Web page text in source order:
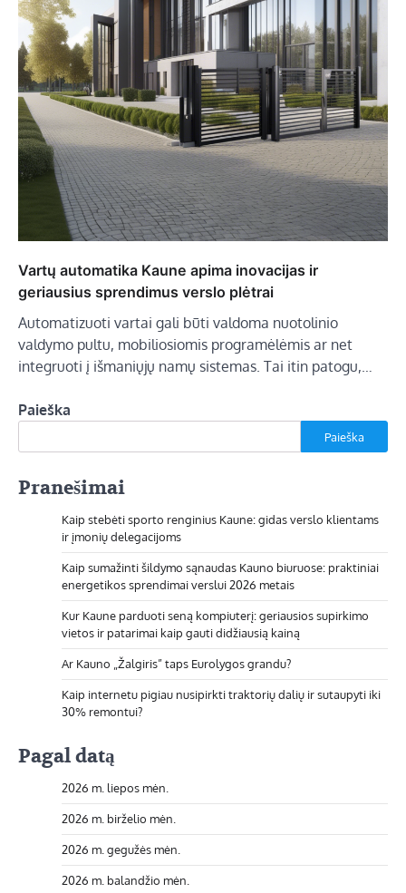
Vartų automatika Kaune apima inovacijas ir
geriausius sprendimus verslo plėtrai
Automatizuoti vartai gali būti valdoma nuotolinio
valdymo pultu, mobiliosiomis programėlėmis ar net
integruoti į išmaniųjų namų sistemas. Tai itin patogu,…
Paieška
Paieška
Pranešimai
Kaip stebėti sporto renginius Kaune: gidas verslo klientams
ir įmonių delegacijoms
Kaip sumažinti šildymo sąnaudas Kauno biuruose: praktiniai
energetikos sprendimai verslui 2026 metais
Kur Kaune parduoti seną kompiuterį: geriausios supirkimo
vietos ir patarimai kaip gauti didžiausią kainą
Ar Kauno „Žalgiris” taps Eurolygos grandu?
Kaip internetu pigiau nusipirkti traktorių dalių ir sutaupyti iki
30% remontui?
Pagal datą
2026 m. liepos mėn.
2026 m. birželio mėn.
2026 m. gegužės mėn.
2026 m. balandžio mėn.